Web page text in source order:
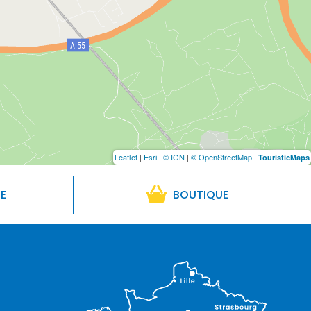
Leaflet | Esri | © IGN | © OpenStreetMap | TouristicMaps
BOUTIQUE